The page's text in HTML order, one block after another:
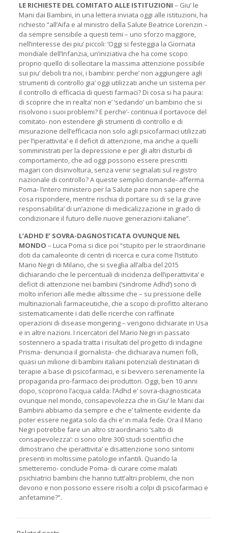
LE RICHIESTE DEL COMITATO ALLE ISTITUZIONI – Giu’ le
Mani dai Bambini, in una lettera inviata oggi alle istituzioni, ha
richiesto “all’Aifa e al ministro della Salute Beatrice Lorenzin –
da sempre sensibile a questi temi – uno sforzo maggiore,
nell’interesse dei piu’ piccoli: ‘Oggi si festeggia la Giornata
mondiale dell’Infanzia, un’iniziativa che ha come scopo
proprio quello di sollecitare la massima attenzione possibile
sui piu’ deboli tra noi, i bambini: perche’ non aggiungere agli
strumenti di controllo gia’ oggi utilizzati anche un sistema per
il controllo di efficacia di questi farmaci? Di cosa si ha paura:
di scoprire che in realta’ non e’ ‘sedando’ un bambino che si
risolvono i suoi problemi? E perche’- continua il portavoce del
comitato- non estendere gli strumenti di controllo e di
misurazione dell’efficacia non solo agli psicofarmaci utilizzati
per l’iperattivita’ e il deficit di attenzione, ma anche a quelli
somministrati per la depressione e per gli altri disturbi di
comportamento, che ad oggi possono essere prescritti
magari con disinvoltura, senza venir segnalati sul registro
nazionale di controllo? A queste semplici domande- afferma
Poma- l’intero ministero per la Salute pare non sapere che
cosa rispondere, mentre rischia di portare su di se la grave
responsabilita’ di un’azione di medicalizzazione in grado di
condizionare il futuro delle nuove generazioni italiane”.
L’ADHD E’ SOVRA-DAGNOSTICATA OVUNQUE NEL
MONDO – Luca Poma si dice poi “stupito per le straordinarie
doti da camaleonte di centri di ricerca e cura come l’Istituto
Mario Negri di Milano, che si sveglia all’alba del 2015
dichiarando che le percentuali di incidenza dell’iperattivita’ e
deficit di attenzione nei bambini (‘sindrome Adhd’) sono di
molto inferiori alle medie altissime che – su pressione delle
multinazionali farmaceutiche, che a scopo di profitto alterano
sistematicamente i dati delle ricerche con raffinate
operazioni di disease mongering – vengono dichiarate in Usa
e in altre nazioni. I ricercatori del Mario Negri in passato
sostennero a spada tratta i risultati del progetto di indagine
Prisma- denuncia il giornalista- che dichiarava numeri folli,
quasi un milione di bambini italiani potenziali destinatari di
terapie a base di psicofarmaci, e si bevvero serenamente la
propaganda pro-farmaco dei produttori. Oggi, ben 10 anni
dopo, scoprono l’acqua calda: l’Adhd e’ sovra-diagnosticata
ovunque nel mondo, consapevolezza che in Giu’ le Mani dai
Bambini abbiamo da sempre e che e’ talmente evidente da
poter essere negata solo da chi e’ in mala fede. Ora il Mario
Negri potrebbe fare un altro straordinario ‘salto di
consapevolezza’: ci sono oltre 300 studi scientifici che
dimostrano che iperattivita’ e disattenzione sono sintomi
presenti in moltissime patologie infantili. Quando la
smetteremo- conclude Poma- di curare come malati
psichiatrici bambini che hanno tutt’altri problemi, che non
devono e non possono essere risolti a colpi di psicofarmaci e
anfetamine?”.